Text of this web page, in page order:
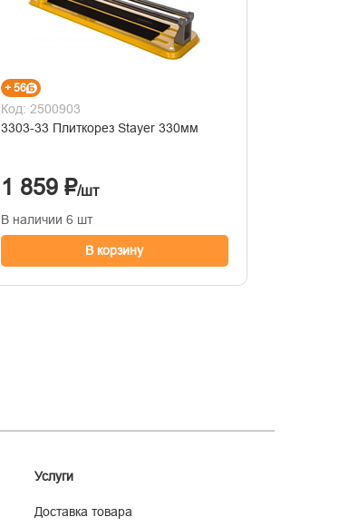
+ 56
Код: 2500903
3303-33 Плиткорез Stayer 330мм
1 859 ₽/шт
В наличии 6 шт
В корзину
Услуги
Доставка товара